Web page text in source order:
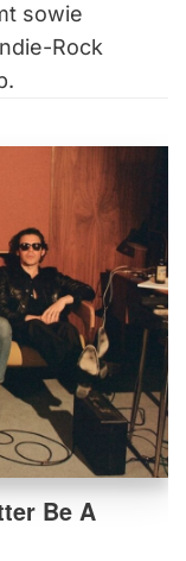
sowie
Rock
Be A